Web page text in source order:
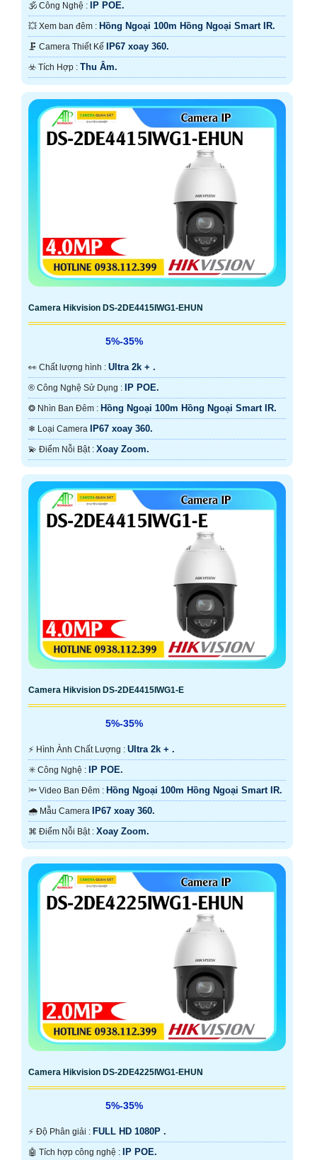
🕉️ Công Nghệ : IP POE.
💥 Xem ban đêm : Hồng Ngoại 100m Hồng Ngoại Smart IR.
🗜️ Camera Thiết Kế IP67 xoay 360.
️☣️ Tích Hợp : Thu Âm.
Camera Hikvision DS-2DE4415IWG1-EHUN
5%-35%
️👀 Chất lượng hình : Ultra 2k + .
®️ Công Nghệ Sử Dụng : IP POE.
❂ Nhìn Ban Đêm : Hồng Ngoại 100m Hồng Ngoại Smart IR.
❄ Loại Camera IP67 xoay 360.
️💫 Điểm Nỗi Bật : Xoay Zoom.
Camera Hikvision DS-2DE4415IWG1-E
5%-35%
️⚡ Hình Ành Chất Lượng : Ultra 2k + .
✳️ Công Nghệ : IP POE.
🔦 Video Ban Đêm : Hồng Ngoại 100m Hồng Ngoại Smart IR.
🌧️ Mẫu Camera IP67 xoay 360.
️⌘ Điểm Nỗi Bật : Xoay Zoom.
Camera Hikvision DS-2DE4225IWG1-EHUN
5%-35%
️⚡ Độ Phân giải : FULL HD 1080P .
🤖️ Tích hợp công nghệ : IP POE.